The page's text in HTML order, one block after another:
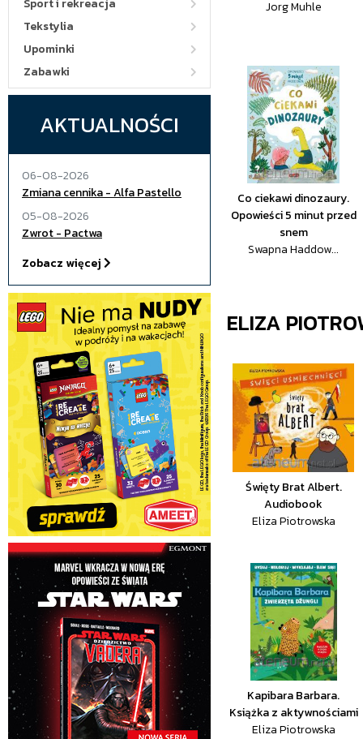
Sport i rekreacja
Tekstylia
Upominki
Zabawki
AKTUALNOŚCI
06-08-2026
Zmiana cennika - Alfa Pastello
05-08-2026
Zwrot - Pactwa
Zobacz więcej
Jorg Muhle
Co ciekawi dinozaury.
Opowieści 5 minut przed
snem
Swapna Haddow...
ELIZA
Święty Brat Albert.
Audiobook
Eliza Piotrowska
Kapibara Barbara.
Książka z aktywnościami
Eliza Piotrowska